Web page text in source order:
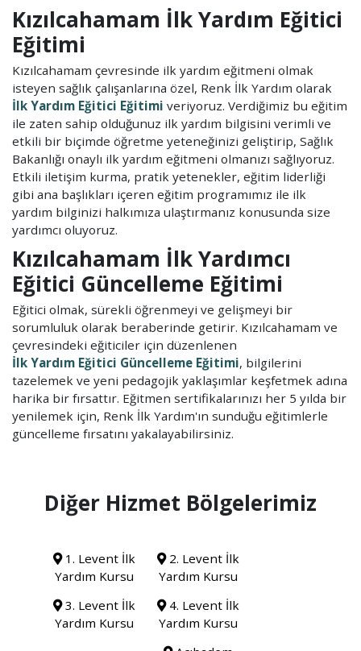
Kızılcahamam İlk Yardım Eğitici
Eğitimi
Kızılcahamam çevresinde ilk yardım eğitmeni olmak
isteyen sağlık çalışanlarına özel, Renk İlk Yardım olarak
İlk Yardım Eğitici Eğitimi veriyoruz. Verdiğimiz bu eğitim
ile zaten sahip olduğunuz ilk yardım bilgisini verimli ve
etkili bir biçimde öğretme yeteneğinizi geliştirip, Sağlık
Bakanlığı onaylı ilk yardım eğitmeni olmanızı sağlıyoruz.
Etkili iletişim kurma, pratik yetenekler, eğitim liderliği
gibi ana başlıkları içeren eğitim programımız ile ilk
yardım bilginizi halkımıza ulaştırmanız konusunda size
yardımcı oluyoruz.
Kızılcahamam İlk Yardımcı
Eğitici Güncelleme Eğitimi
Eğitici olmak, sürekli öğrenmeyi ve gelişmeyi bir
sorumluluk olarak beraberinde getirir. Kızılcahamam ve
çevresindeki eğiticiler için düzenlenen
İlk Yardım Eğitici Güncelleme Eğitimi, bilgilerini
tazelemek ve yeni pedagojik yaklaşımlar keşfetmek adına
harika bir fırsattır. Eğitmen sertifikalarınızı her 5 yılda bir
yenilemek için, Renk İlk Yardım'ın sunduğu eğitimlerle
güncelleme fırsatını yakalayabilirsiniz.
Diğer Hizmet Bölgelerimiz
1. Levent İlk
Yardım Kursu
2. Levent İlk
Yardım Kursu
3. Levent İlk
Yardım Kursu
4. Levent İlk
Yardım Kursu